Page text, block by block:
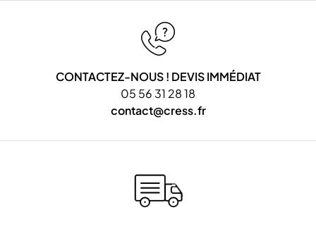
CONTACTEZ-NOUS ! DEVIS IMMÉDIAT
05 56 31 28 18
contact@cress.fr